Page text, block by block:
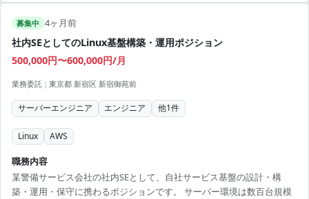
募集中 4ヶ月前
社内SEとしてのLinux基盤構築・運用ポジション
500,000円〜600,000円/月
業務委託 | 東京都 新宿区 新宿御苑前
サーバーエンジニア エンジニア 他1件
Linux AWS
職務内容
某警備サービス会社の社内SEとして、自社サービス基盤の設計・構
築・運用・保守に携わるポジションです。 サーバー環境は数百台規模